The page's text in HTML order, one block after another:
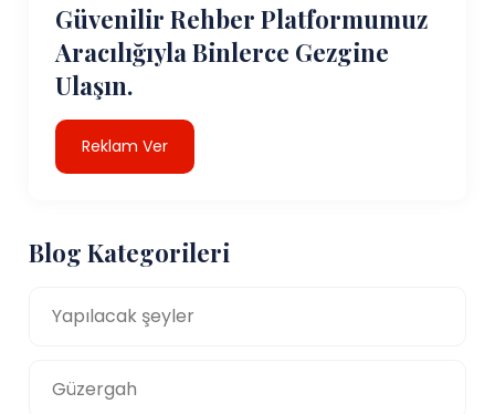
Güvenilir Rehber Platformumuz
Aracılığıyla Binlerce Gezgine
Ulaşın.
Reklam Ver
Blog Kategorileri
Yapılacak şeyler
Güzergah